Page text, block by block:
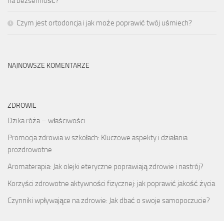
Czym jest ortodoncja i jak może poprawić twój uśmiech?
NAJNOWSZE KOMENTARZE
ZDROWIE
Dzika róża – właściwości
Promocja zdrowia w szkołach: Kluczowe aspekty i działania
prozdrowotne
Aromaterapia: Jak olejki eteryczne poprawiają zdrowie i nastrój?
Korzyści zdrowotne aktywności fizycznej: jak poprawić jakość życia
Czynniki wpływające na zdrowie: Jak dbać o swoje samopoczucie?